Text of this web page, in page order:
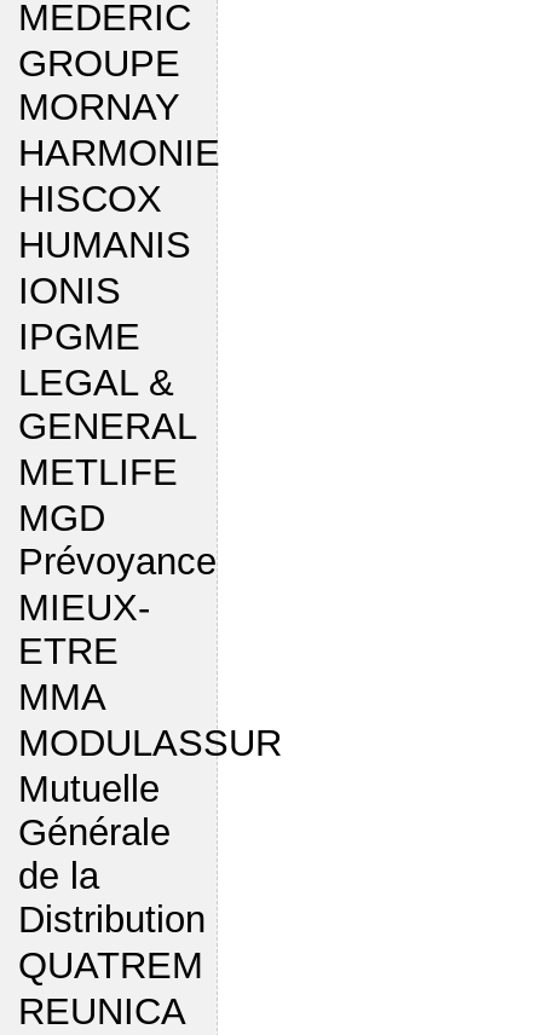
MEDERIC
GROUPE
MORNAY
HARMONIE
HISCOX
HUMANIS
IONIS
IPGME
LEGAL &
GENERAL
METLIFE
MGD
Prévoyance
MIEUX-
ETRE
MMA
MODULASSUR
Mutuelle
Générale
de la
Distribution
QUATREM
REUNICA